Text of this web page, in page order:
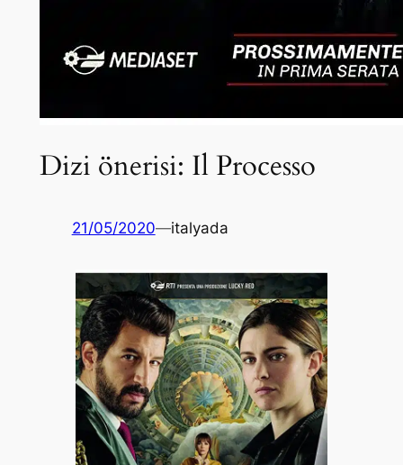
Dizi önerisi: Il Processo
21/05/2020—italyada